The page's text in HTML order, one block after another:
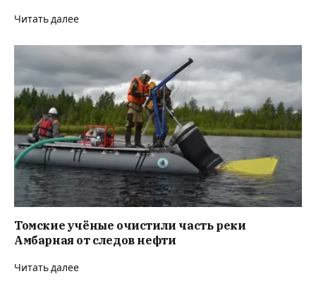
Читать далее
Томские учёные очистили часть реки
Амбарная от следов нефти
Читать далее